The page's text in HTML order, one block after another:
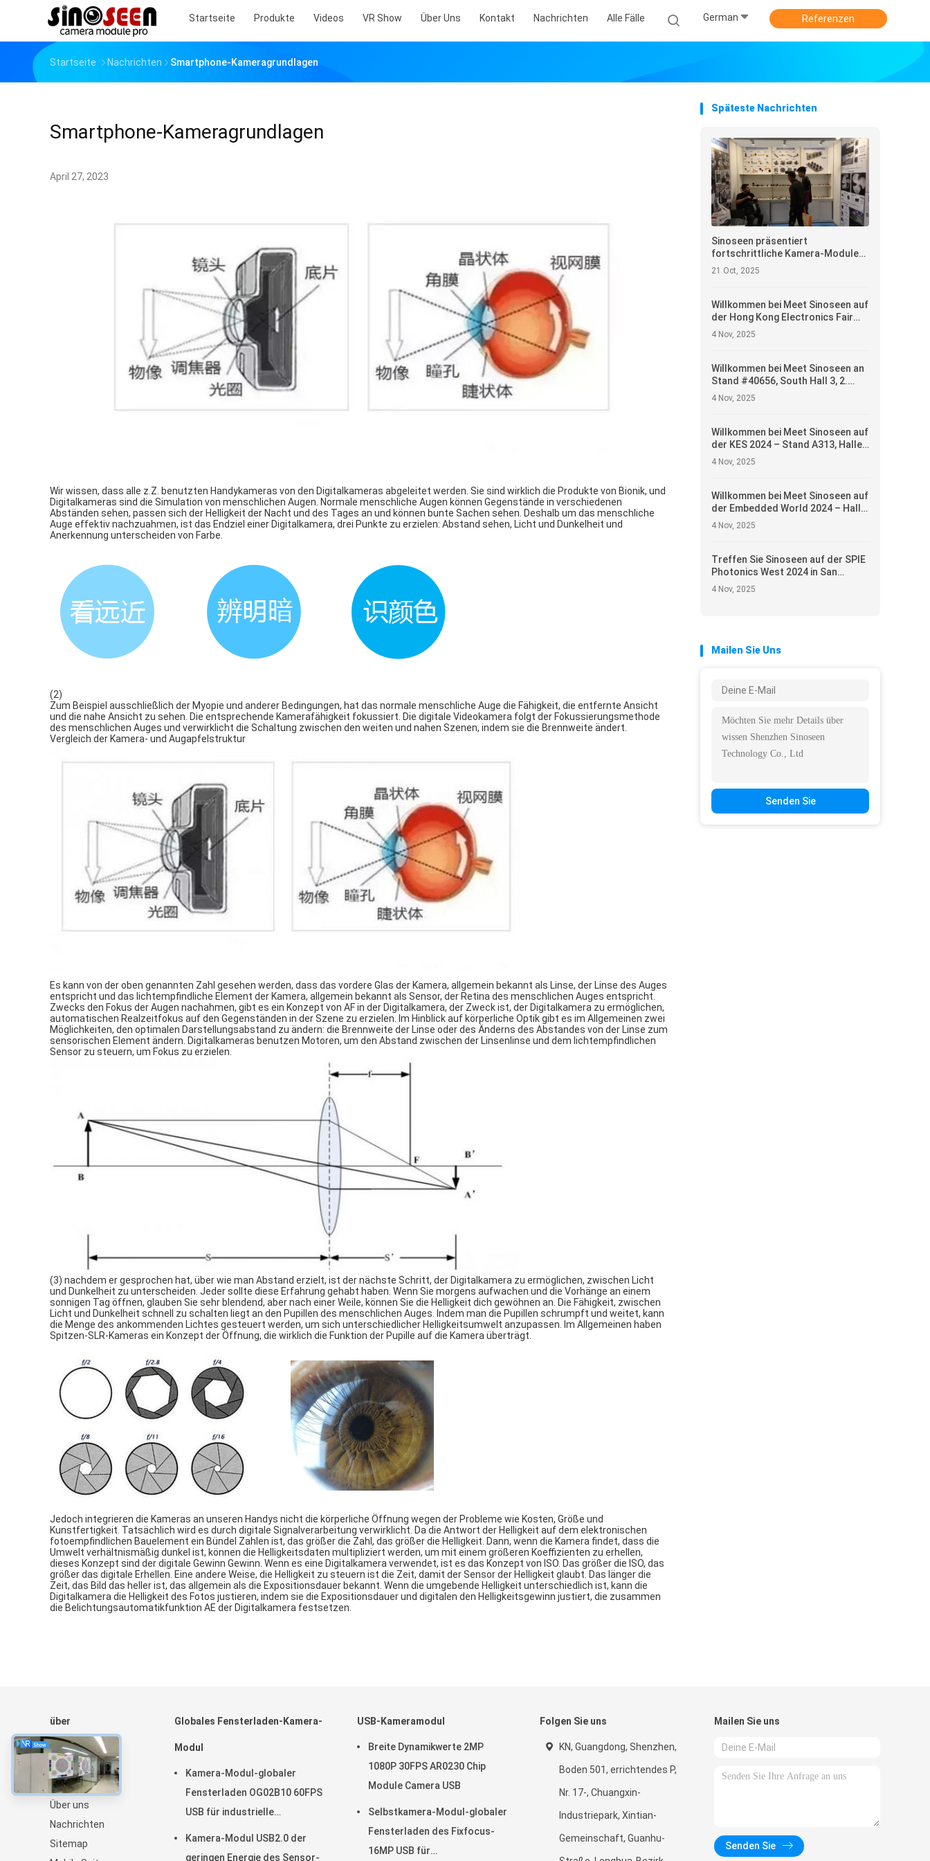
Startseite Produkte Videos VR Show Über Uns Kontakt Nachrichten Alle Fälle German Referenzen
Startseite Nachrichten Smartphone-Kameragrundlagen
Smartphone-Kameragrundlagen
April 27, 2023
Wir wissen, dass alle z.Z. benutzten Handykameras von den Digitalkameras abgeleitet werden. Sie sind wirklich die Produkte von Bionik, und
Digitalkameras sind die Simulation von menschlichen Augen. Normale menschliche Augen können Gegenstände in verschiedenen
Abständen sehen, passen sich der Helligkeit der Nacht und des Tages an und können bunte Sachen sehen. Deshalb um das menschliche
Auge effektiv nachzuahmen, ist das Endziel einer Digitalkamera, drei Punkte zu erzielen: Abstand sehen, Licht und Dunkelheit und
Anerkennung unterscheiden von Farbe.
(2)
Zum Beispiel ausschließlich der Myopie und anderer Bedingungen, hat das normale menschliche Auge die Fähigkeit, die entfernte Ansicht
und die nahe Ansicht zu sehen. Die entsprechende Kamerafähigkeit fokussiert. Die digitale Videokamera folgt der Fokussierungsmethode
des menschlichen Auges und verwirklicht die Schaltung zwischen den weiten und nahen Szenen, indem sie die Brennweite ändert.
Vergleich der Kamera- und Augapfelstruktur
Es kann von der oben genannten Zahl gesehen werden, dass das vordere Glas der Kamera, allgemein bekannt als Linse, der Linse des Auges
entspricht und das lichtempfindliche Element der Kamera, allgemein bekannt als Sensor, der Retina des menschlichen Auges entspricht.
Zwecks den Fokus der Augen nachahmen, gibt es ein Konzept von AF in der Digitalkamera, der Zweck ist, der Digitalkamera zu ermöglichen,
automatischen Realzeitfokus auf den Gegenständen in der Szene zu erzielen. Im Hinblick auf körperliche Optik gibt es im Allgemeinen zwei
Möglichkeiten, den optimalen Darstellungsabstand zu ändern: die Brennweite der Linse oder des Änderns des Abstandes von der Linse zum
sensorischen Element ändern. Digitalkameras benutzen Motoren, um den Abstand zwischen der Linsenlinse und dem lichtempfindlichen
Sensor zu steuern, um Fokus zu erzielen.
(3) nachdem er gesprochen hat, über wie man Abstand erzielt, ist der nächste Schritt, der Digitalkamera zu ermöglichen, zwischen Licht
und Dunkelheit zu unterscheiden. Jeder sollte diese Erfahrung gehabt haben. Wenn Sie morgens aufwachen und die Vorhänge an einem
sonnigen Tag öffnen, glauben Sie sehr blendend, aber nach einer Weile, können Sie die Helligkeit dich gewöhnen an. Die Fähigkeit, zwischen
Licht und Dunkelheit schnell zu schalten liegt an den Pupillen des menschlichen Auges. Indem man die Pupillen schrumpft und weitet, kann
die Menge des ankommenden Lichtes gesteuert werden, um sich unterschiedlicher Helligkeitsumwelt anzupassen. Im Allgemeinen haben
Spitzen-SLR-Kameras ein Konzept der Öffnung, die wirklich die Funktion der Pupille auf die Kamera überträgt.
Jedoch integrieren die Kameras an unseren Handys nicht die körperliche Öffnung wegen der Probleme wie Kosten, Größe und
Kunstfertigkeit. Tatsächlich wird es durch digitale Signalverarbeitung verwirklicht. Da die Antwort der Helligkeit auf dem elektronischen
fotoempfindlichen Bauelement ein Bündel Zahlen ist, das größer die Zahl, das größer die Helligkeit. Dann, wenn die Kamera findet, dass die
Umwelt verhältnismäßig dunkel ist, können die Helligkeitsdaten multipliziert werden, um mit einem größeren Koeffizienten zu erhellen,
dieses Konzept sind der digitale Gewinn Gewinn. Wenn es eine Digitalkamera verwendet, ist es das Konzept von ISO. Das größer die ISO, das
größer das digitale Erhellen. Eine andere Weise, die Helligkeit zu steuern ist die Zeit, damit der Sensor der Helligkeit glaubt. Das länger die
Zeit, das Bild das heller ist, das allgemein als die Expositionsdauer bekannt. Wenn die umgebende Helligkeit unterschiedlich ist, kann die
Digitalkamera die Helligkeit des Fotos justieren, indem sie die Expositionsdauer und digitalen den Helligkeitsgewinn justiert, die zusammen
die Belichtungsautomatikfunktion AE der Digitalkamera festsetzen.
Späteste Nachrichten
Sinoseen präsentiert
fortschrittliche Kamera-Module
auf der Hong Kong Electronics
Fair 2025
21 Oct, 2025
Willkommen bei Meet Sinoseen auf
der Hong Kong Electronics Fair
2025 – Stand #5E-H15, 13.–16.
4 Nov, 2025
Willkommen bei Meet Sinoseen an
Stand #40656, South Hall 3, 2.
Etage — Präsentation innovativer
Kameramodul-Lösungen
4 Nov, 2025
Willkommen bei Meet Sinoseen auf
der KES 2024 – Stand A313, Halle
A, 1. Etage
4 Nov, 2025
Willkommen bei Meet Sinoseen auf
der Embedded World 2024 – Halle
5, Stand 5-235c
4 Nov, 2025
Treffen Sie Sinoseen auf der SPIE
Photonics West 2024 in San
Francisco — Präsentation
modernster
4 Nov, 2025
Mailen Sie Uns
Senden Sie
über
Startseite
Produkte
VR Show
Über uns
Nachrichten
Sitemap
Globales Fensterladen-Kamera-
Modul
Kamera-Modul-globaler
Fensterladen OG02B10 60FPS
USB für industrielle
Kamera-Modul USB2.0 der
geringen Energie des Sensor-
USB-Kameramodul
Breite Dynamikwerte 2MP
1080P 30FPS AR0230 Chip
Module Camera USB
Selbstkamera-Modul-globaler
Fensterladen des Fixfocus-
16MP USB für
Folgen Sie uns
KN, Guangdong, Shenzhen,
Boden 501, errichtendes P,
Nr. 17-, Chuangxin-
Industriepark, Xintian-
Gemeinschaft, Guanhu-
Mailen Sie uns
Senden Sie